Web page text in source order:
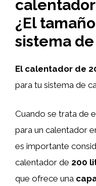
¿El
sistema
El calentador de
para tu sistema de
Cuando se trata de
para un calentador
es importante
calentador de 200
que ofrece una